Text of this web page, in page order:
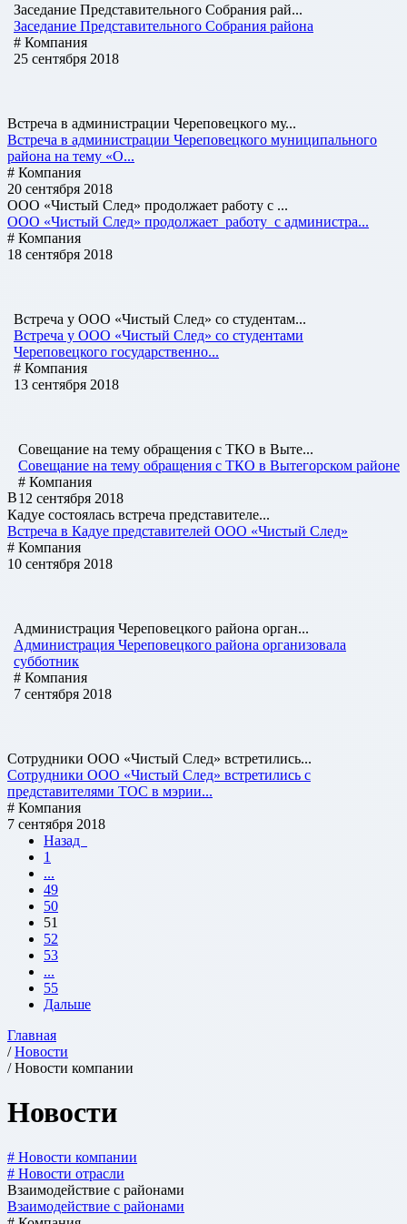
Заседание Представительного Собрания рай...
Заседание Представительного Собрания района
# Компания
25 сентября 2018
Встреча в администрации Череповецкого му...
Встреча в администрации Череповецкого муниципального
района на тему «О...
# Компания
20 сентября 2018
ООО «Чистый След» продолжает работу с ...
ООО «Чистый След» продолжает работу с администра...
# Компания
18 сентября 2018
Встреча у ООО «Чистый След» со студентам...
Встреча у ООО «Чистый След» со студентами
Череповецкого государственно...
# Компания
13 сентября 2018
Совещание на тему обращения с ТКО в Выте...
Совещание на тему обращения с ТКО в Вытегорском районе
# Компания
12 сентября 2018
В
Кадуе состоялась встреча представителе...
Встреча в Кадуе представителей ООО «Чистый След»
# Компания
10 сентября 2018
Администрация Череповецкого района орган...
Администрация Череповецкого района организовала
субботник
# Компания
7 сентября 2018
Сотрудники ООО «Чистый След» встретились...
Сотрудники ООО «Чистый След» встретились с
представителями ТОС в мэрии...
# Компания
7 сентября 2018
Назад
1
...
49
50
51
52
53
...
55
Дальше
Главная
/Новости
/ Новости компании
Новости
# Новости компании
# Новости отрасли
Взаимодействие с районами
Взаимодействие с районами